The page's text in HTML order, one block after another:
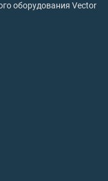
оборудования Vector